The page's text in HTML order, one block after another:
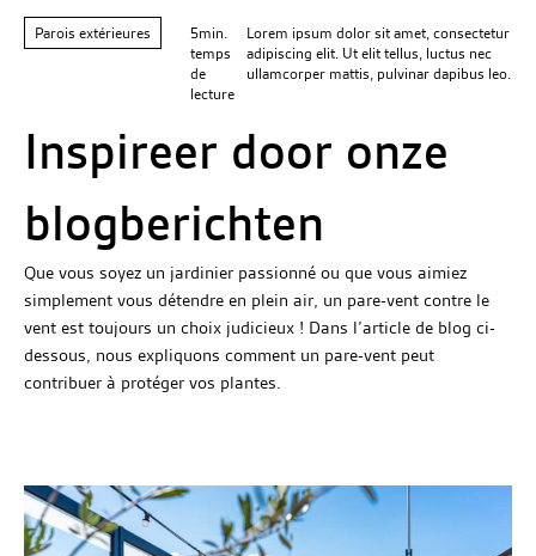
Parois extérieures
5min.
temps
de
lecture
Lorem ipsum dolor sit amet, consectetur
adipiscing elit. Ut elit tellus, luctus nec
ullamcorper mattis, pulvinar dapibus leo.
Inspireer door onze
blogberichten
Que vous soyez un jardinier passionné ou que vous aimiez
simplement vous détendre en plein air, un pare-vent contre le
vent est toujours un choix judicieux ! Dans l’article de blog ci-
dessous, nous expliquons comment un pare-vent peut
contribuer à protéger vos plantes.